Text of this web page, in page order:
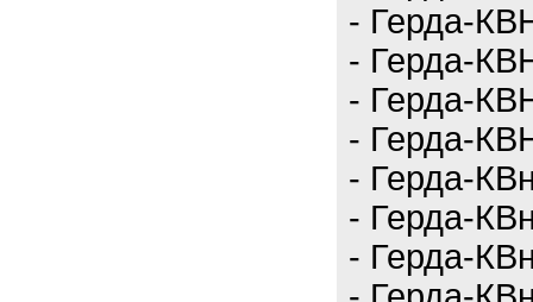
- Герда-
- Герда-
- Герда-
- Герда-
- Герда-
- Герда-
- Герда-